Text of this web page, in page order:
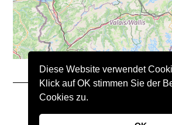
Diese Website verwendet
Klick auf OK stimmen Sie der
Cookies zu.